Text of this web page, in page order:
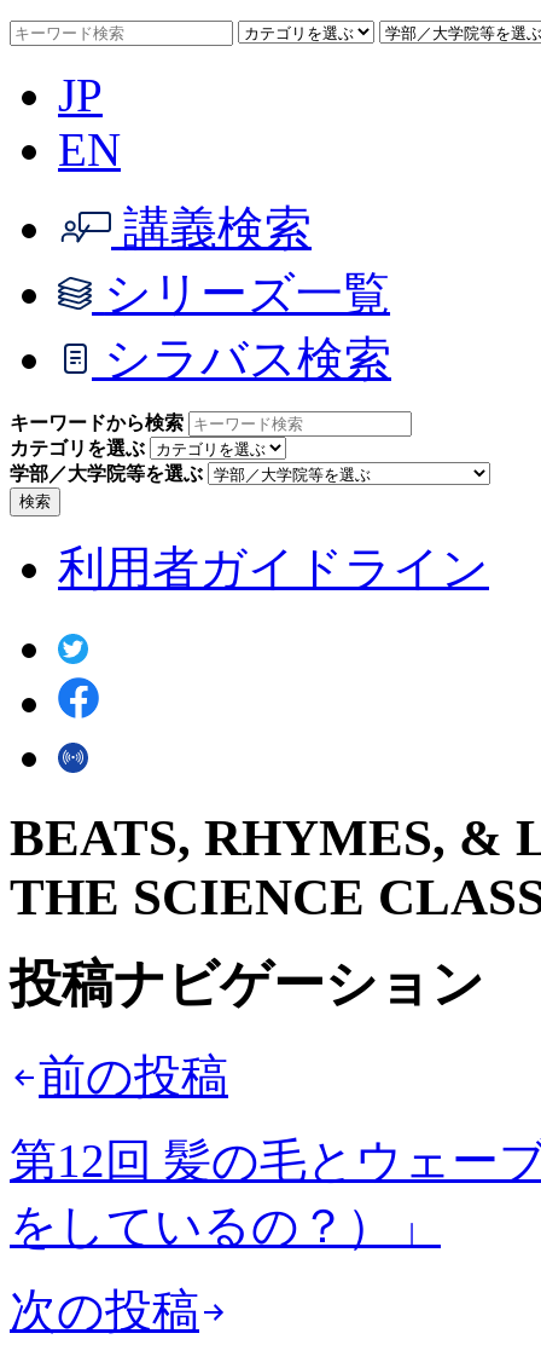
JP
EN
講義検索
シリーズ一覧
シラバス検索
キーワードから検索
カテゴリを選ぶ
学部／大学院等を選ぶ
検索
利用者ガイドライン
BEATS, RHYMES, &
THE SCIENCE
投稿ナビゲーション
前の投稿
第12回 髪の毛とウェー
をしているの？）」
次の投稿